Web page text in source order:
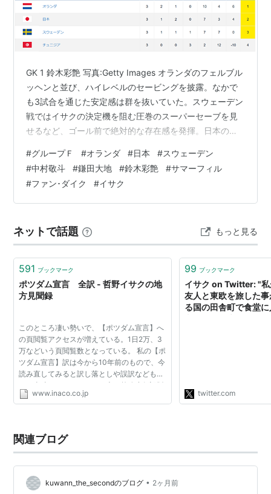
GK 1 鈴木彩艶 写真:Getty Images オランダのフェルブル
ッヘンと並び、ハイレベルのセービングを披露。なかで
も3試合を通じた安定感は群を抜いていた。スウェーデン
戦ではイサクの決定機を阻む圧巻のスーパーセーブを見
せるなど、ゴール前で絶対的な存在感を発揮。日本のグ
DF 22 デンゼル・ダンフリース 写真:Getty Images 初戦
は日本の圧力に苦しんだ。しかし、その鬱憤を晴らすか
のように第2戦以降は右サイドの絶対的な支配者として君
臨。破壊的な推進力から高精度のクロスを連発し、2試合
#グループＦ #オランダ #日本 #スウェーデン
#中村敬斗 #鎌田大地 #鈴木彩艶 #サマーフィル
#ファン･ダイク #イサク
ネットで話題 もっと見る
591 ブックマーク
ポツダム宣言 全訳 - 哲野イサクの地
方見聞録
このところ凄い勢いで、【ポツダム宣言】へ
の頁閲覧アクセスが増えている。1日2万、3
万などいう頁閲覧数となっている。 私の【ポ
ツダム宣言】訳は今から10年前のもので、今
読み直してみると訳し落としや誤訳などもあ
る。当時はインターネット上に外務省仮訳版
しか見当たらず、トルーマン政権が広島に原
www.inaco.co.jp
99 ブックマーク
イサク on Twitter: "
友人と東欧を旅した
る国の田舎町で食堂
twitter.com
関連ブログ
kuwann_the_secondのブログ • 2ヶ月前